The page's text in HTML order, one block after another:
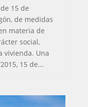
15 de
de medidas
materia de
social,
vivienda. Una
15 de...